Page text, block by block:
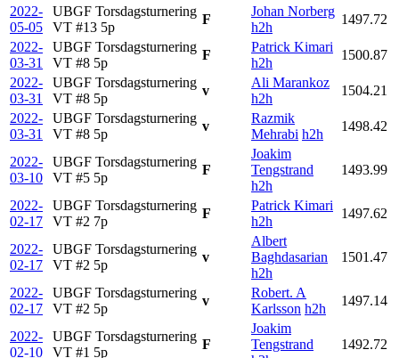
2022-
05-05
UBGF Torsdagsturnering
VT #13 5p
F
Johan Norberg
h2h
1497.72
2022-
03-31
UBGF Torsdagsturnering
VT #8 5p
F
Patrick Kimari
h2h
1500.87
2022-
03-31
UBGF Torsdagsturnering
VT #8 5p
v
Ali Marankoz
h2h
1504.21
2022-
03-31
UBGF Torsdagsturnering
VT #8 5p
v
Razmik
Mehrabi h2h
1498.42
2022-
03-10
UBGF Torsdagsturnering
VT #5 5p
F
Joakim
Tengstrand
h2h
1493.99
2022-
02-17
UBGF Torsdagsturnering
VT #2 7p
F
Patrick Kimari
h2h
1497.62
2022-
02-17
UBGF Torsdagsturnering
VT #2 5p
v
Albert
Baghdasarian
h2h
1501.47
2022-
02-17
UBGF Torsdagsturnering
VT #2 5p
v
Robert. A
Karlsson h2h
1497.14
2022-
02-10
UBGF Torsdagsturnering
VT #1 5p
F
Joakim
Tengstrand
1492.72